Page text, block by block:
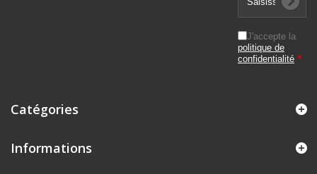
J'accepte la
politique de
confidentialité *
Catégories
Informations